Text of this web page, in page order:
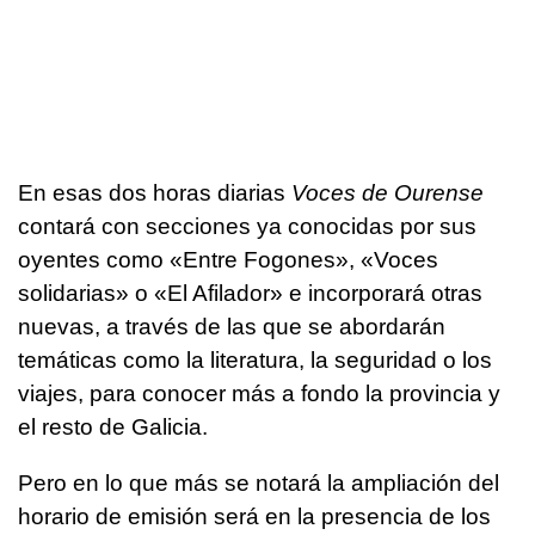
En esas dos horas diarias Voces de Ourense
contará con secciones ya conocidas por sus
oyentes como «Entre Fogones», «Voces
solidarias» o «El Afilador» e incorporará otras
nuevas, a través de las que se abordarán
temáticas como la literatura, la seguridad o los
viajes, para conocer más a fondo la provincia y
el resto de Galicia.
Pero en lo que más se notará la ampliación del
horario de emisión será en la presencia de los